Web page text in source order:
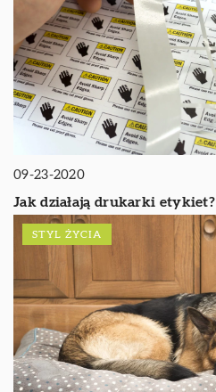
09-23-2020
Jak działają drukarki etykiet?
STYL ŻYCIA